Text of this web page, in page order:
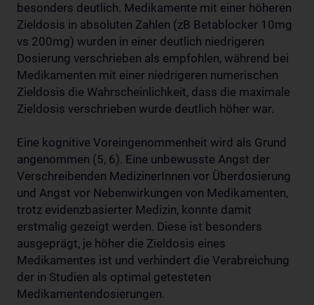
besonders deutlich. Medikamente mit einer höheren
Zieldosis in absoluten Zahlen (zB Betablocker 10mg
vs 200mg) wurden in einer deutlich niedrigeren
Dosierung verschrieben als empfohlen, während bei
Medikamenten mit einer niedrigeren numerischen
Zieldosis die Wahrscheinlichkeit, dass die maximale
Zieldosis verschrieben wurde deutlich höher war.
Eine kognitive Voreingenommenheit wird als Grund
angenommen (5, 6). Eine unbewusste Angst der
Verschreibenden MedizinerInnen vor Überdosierung
und Angst vor Nebenwirkungen von Medikamenten,
trotz evidenzbasierter Medizin, konnte damit
erstmalig gezeigt werden. Diese ist besonders
ausgeprägt, je höher die Zieldosis eines
Medikamentes ist und verhindert die Verabreichung
der in Studien als optimal getesteten
Medikamentendosierungen.